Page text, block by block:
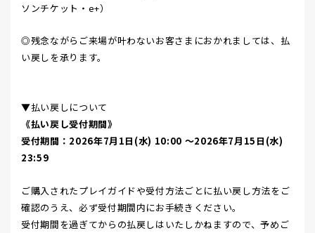
ソンチケット・e+）
◎残念ながらご来場が叶わないお客さまにおかれましては、払
い戻しを承ります。
▼払い戻しについて
《払い戻し受付期間》
受付期間：2026年7月1日(水) 10:00 ～2026年7月15日(水)
23:59
ご購入されたプレイガイドや受付方法ごとに払い戻し方法をご
確認のうえ、必ず受付期間内にお手続きください。
受付期間を過ぎてからの払戻しはいたしかねますので、予めご